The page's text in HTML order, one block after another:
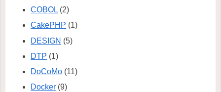
COBOL (2)
CakePHP (1)
DESIGN (5)
DTP (1)
DoCoMo (11)
Docker (9)